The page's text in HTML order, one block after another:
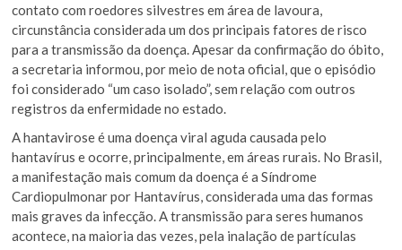
contato com roedores silvestres em área de lavoura,
circunstância considerada um dos principais fatores de risco
para a transmissão da doença. Apesar da confirmação do óbito,
a secretaria informou, por meio de nota oficial, que o episódio
foi considerado “um caso isolado”, sem relação com outros
registros da enfermidade no estado.
A hantavirose é uma doença viral aguda causada pelo
hantavírus e ocorre, principalmente, em áreas rurais. No Brasil,
a manifestação mais comum da doença é a Síndrome
Cardiopulmonar por Hantavírus, considerada uma das formas
mais graves da infecção. A transmissão para seres humanos
acontece, na maioria das vezes, pela inalação de partículas